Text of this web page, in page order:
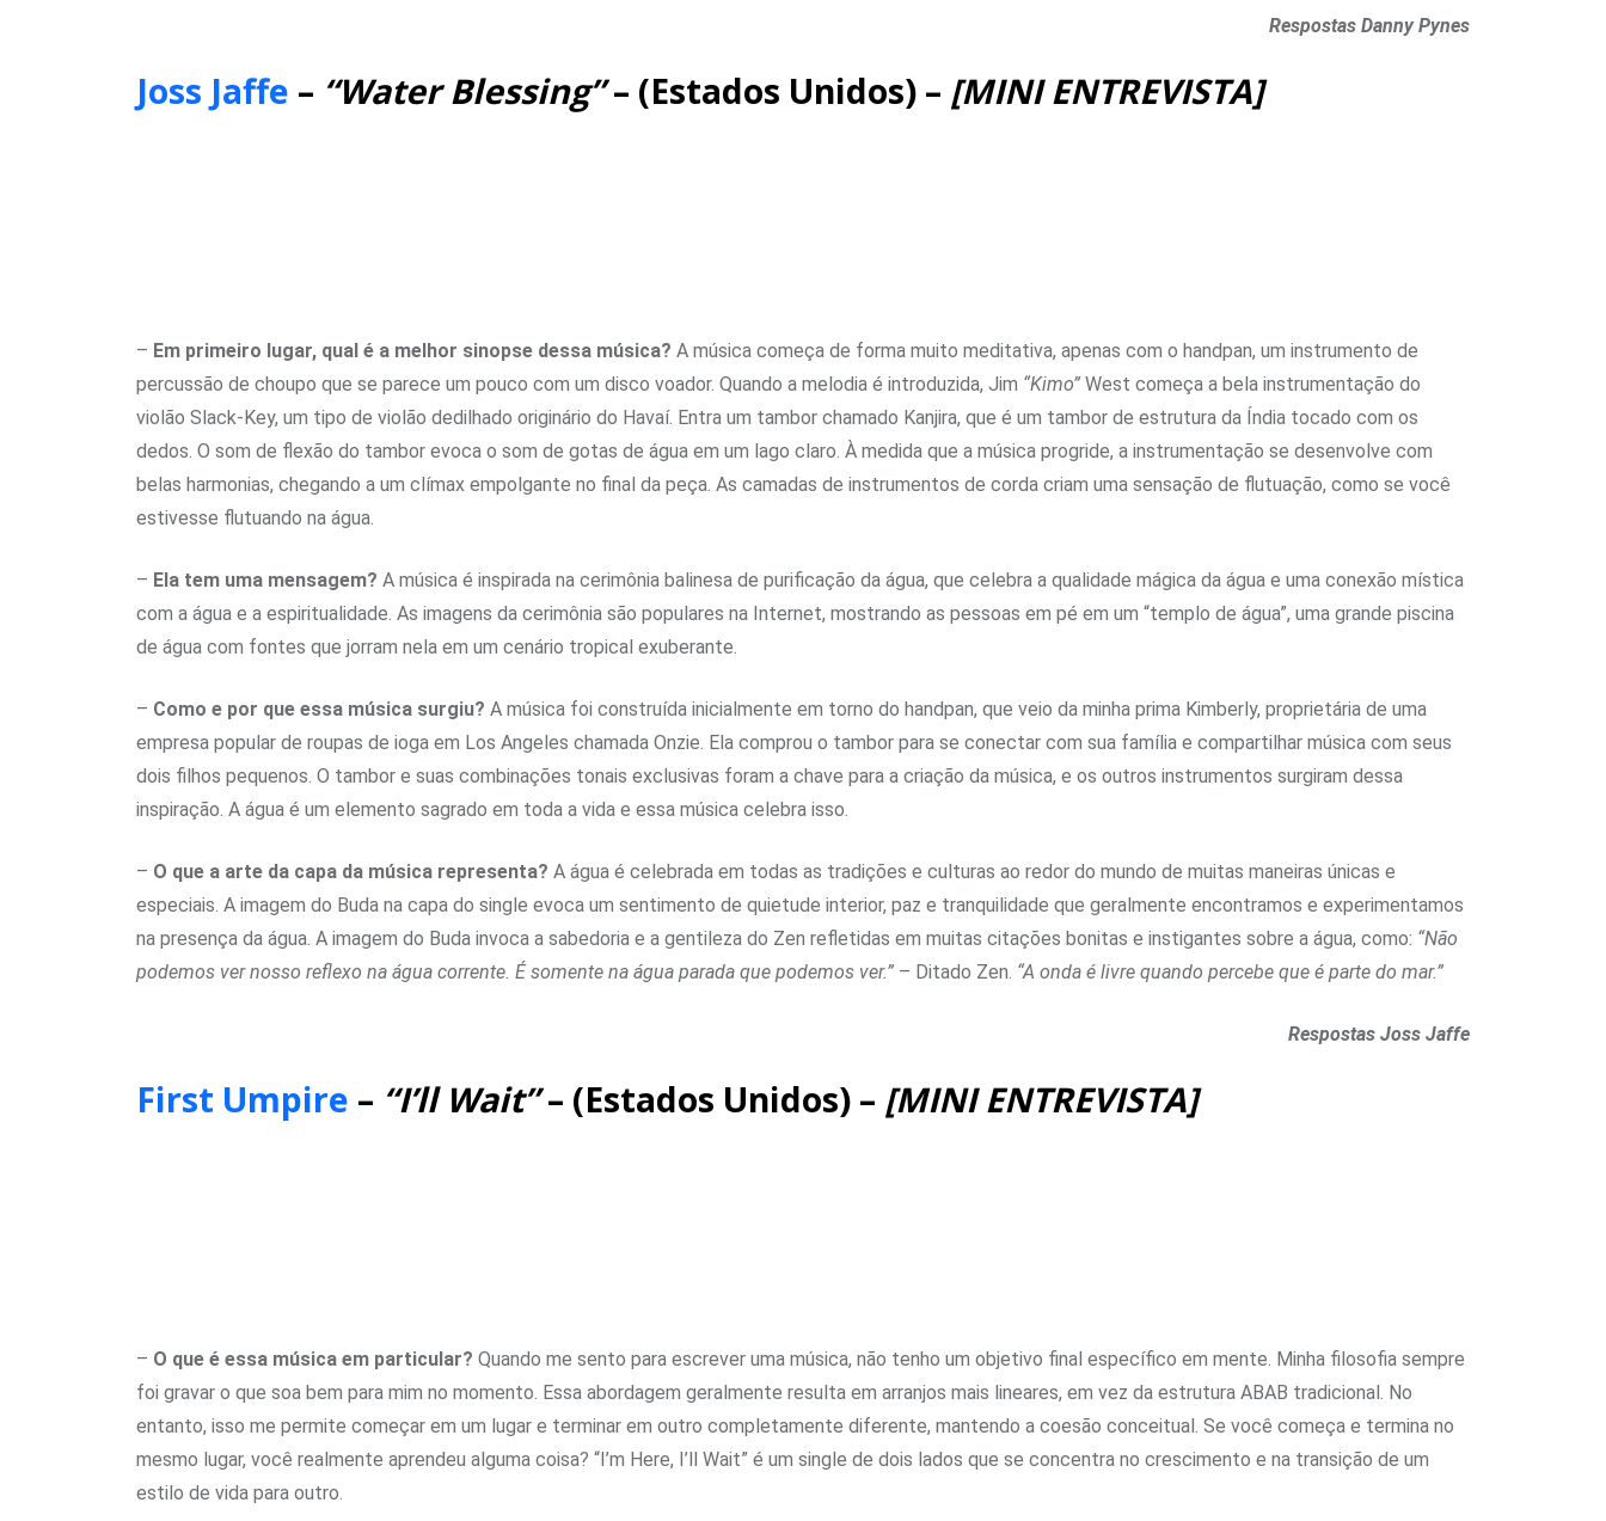
Respostas Danny Pynes
Joss Jaffe – “Water Blessing”– (Estados Unidos) – [MINI ENTREVISTA]
– Em primeiro lugar, qual é a melhor sinopse dessa música? A música começa de forma muito meditativa, apenas com o handpan, um instrumento de
percussão de choupo que se parece um pouco com um disco voador. Quando a melodia é introduzida, Jim “Kimo” West começa a bela instrumentação do
violão Slack-Key, um tipo de violão dedilhado originário do Havaí. Entra um tambor chamado Kanjira, que é um tambor de estrutura da Índia tocado com os
dedos. O som de flexão do tambor evoca o som de gotas de água em um lago claro. À medida que a música progride, a instrumentação se desenvolve com
belas harmonias, chegando a um clímax empolgante no final da peça. As camadas de instrumentos de corda criam uma sensação de flutuação, como se você
estivesse flutuando na água.
– Ela tem uma mensagem? A música é inspirada na cerimônia balinesa de purificação da água, que celebra a qualidade mágica da água e uma conexão mística
com a água e a espiritualidade. As imagens da cerimônia são populares na Internet, mostrando as pessoas em pé em um “templo de água”, uma grande piscina
de água com fontes que jorram nela em um cenário tropical exuberante.
– Como e por que essa música surgiu? A música foi construída inicialmente em torno do handpan, que veio da minha prima Kimberly, proprietária de uma
empresa popular de roupas de ioga em Los Angeles chamada Onzie. Ela comprou o tambor para se conectar com sua família e compartilhar música com seus
dois filhos pequenos. O tambor e suas combinações tonais exclusivas foram a chave para a criação da música, e os outros instrumentos surgiram dessa
inspiração. A água é um elemento sagrado em toda a vida e essa música celebra isso.
– O que a arte da capa da música representa? A água é celebrada em todas as tradições e culturas ao redor do mundo de muitas maneiras únicas e
especiais. A imagem do Buda na capa do single evoca um sentimento de quietude interior, paz e tranquilidade que geralmente encontramos e experimentamos
na presença da água. A imagem do Buda invoca a sabedoria e a gentileza do Zen refletidas em muitas citações bonitas e instigantes sobre a água, como: “Não
podemos ver nosso reflexo na água corrente. É somente na água parada que podemos ver.” – Ditado Zen. “A onda é livre quando percebe que é parte do mar.”
Respostas Joss Jaffe
First Umpire – “I’ll Wait”– (Estados Unidos) – [MINI ENTREVISTA]
– O que é essa música em particular? Quando me sento para escrever uma música, não tenho um objetivo final específico em mente. Minha filosofia sempre
foi gravar o que soa bem para mim no momento. Essa abordagem geralmente resulta em arranjos mais lineares, em vez da estrutura ABAB tradicional. No
entanto, isso me permite começar em um lugar e terminar em outro completamente diferente, mantendo a coesão conceitual. Se você começa e termina no
mesmo lugar, você realmente aprendeu alguma coisa? “I’m Here, I’ll Wait” é um single de dois lados que se concentra no crescimento e na transição de um
estilo de vida para outro.